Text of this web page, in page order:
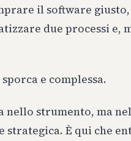
il software
due processi e,
e complessa.
nello strumento, ma
strategica. È qui che